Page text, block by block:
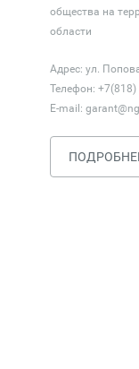
общества на
области
Адрес: ул.
Телефон: +7(818)
E-mail: